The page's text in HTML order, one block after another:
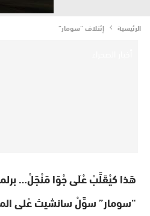
الرئيسية إئتلاف “سومار”
هَذا كيْقَلَّبْ عْلَى جْوَا مَنْجَلْ…
“سومار” سوَّلْ سانشيث عْلى